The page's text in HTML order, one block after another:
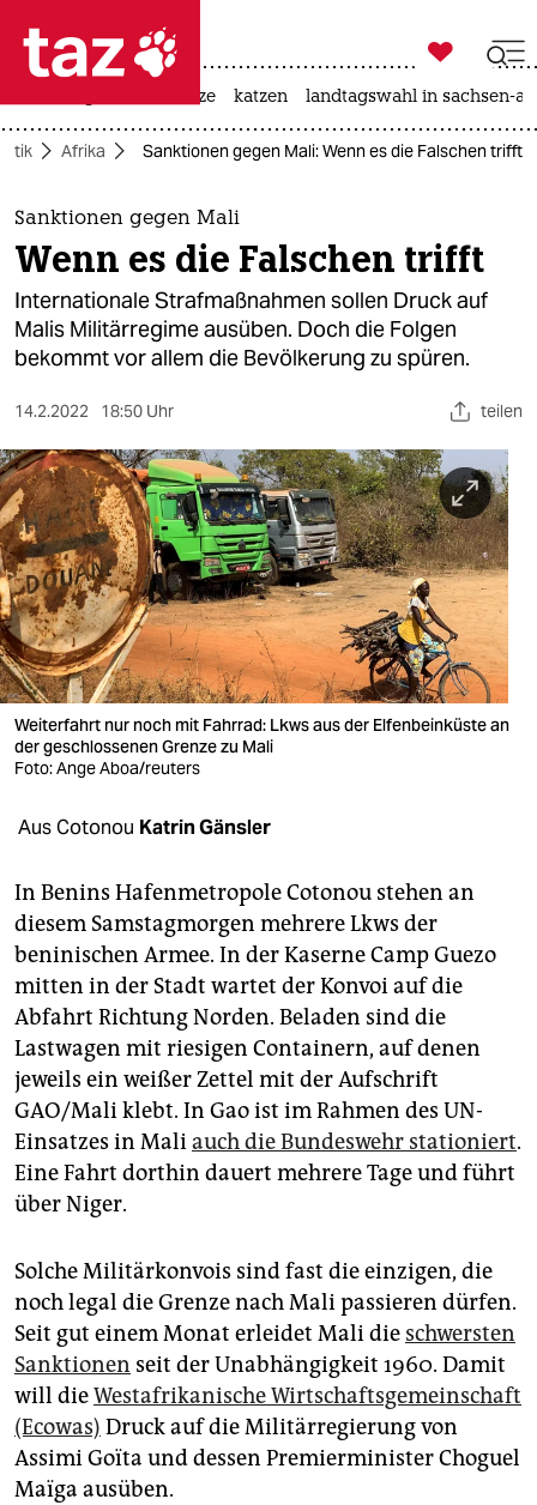
 taz zahl ich
taz zahl ich
themen
politik
öko
sport
berlin
nord
wahrheit
verlag
verlag
shop
fragen & hilfe
unterstützen
abo
genossenschaft
epaper login

taz zahl ich
hitze katzen landtagswahl in sachsen-
Afrika Sanktionen gegen Mali: Wenn es die Falschen trifft
Sanktionen gegen Mali
Wenn es die Falschen trifft
Internationale Strafmaßnahmen sollen Druck auf
Malis Militärregime ausüben. Doch die Folgen
bekommt vor allem die Bevölkerung zu spüren.
14.2.2022 18:50 Uhr teilen
Weiterfahrt nur noch mit Fahrrad: Lkws aus der Elfenbeinküste an
der geschlossenen Grenze zu Mali
Foto: Ange Aboa/reuters
Aus Cotonou Katrin Gänsler
In Benins Hafenmetropole Cotonou stehen an
diesem Samstagmorgen mehrere Lkws der
beninischen Armee. In der Kaserne Camp Guezo
mitten in der Stadt wartet der Konvoi auf die
Abfahrt Richtung Norden. Beladen sind die
Lastwagen mit riesigen Containern, auf denen
jeweils ein weißer Zettel mit der Aufschrift
GAO/Mali klebt. In Gao ist im Rahmen des UN-
Einsatzes in Maliauch die Bundeswehr stationiert.
Eine Fahrt dorthin dauert mehrere Tage und führt
über Niger.
Solche Militärkonvois sind fast die einzigen, die
noch legal die Grenze nach Mali passieren dürfen.
Seit gut einem Monat erleidet Mali die schwersten
Sanktionen seit der Unabhängigkeit 1960. Damit
will dieWestafrikanische Wirtschaftsgemeinschaft
(Ecowas) Druck auf die Militärregierung von
Assimi Goïta und dessen Premierminister Choguel
Maïga ausüben.